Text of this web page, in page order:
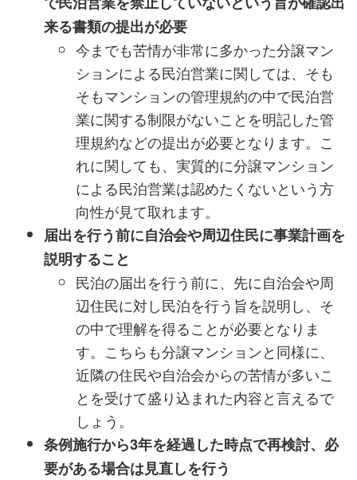
来る書類の提出が必要
今までも苦情が非常に多かった分譲マン
ションによる民泊営業に関しては、そも
そもマンションの管理規約の中で民泊営
業に関する制限がないことを明記した管
理規約などの提出が必要となります。こ
れに関しても、実質的に分譲マンション
による民泊営業は認めたくないという方
向性が見て取れます。
届出を行う前に自治会や周辺住民に事業計画を
説明すること
民泊の届出を行う前に、先に自治会や周
辺住民に対し民泊を行う旨を説明し、そ
の中で理解を得ることが必要となりま
す。こちらも分譲マンションと同様に、
近隣の住民や自治会からの苦情が多いこ
とを受けて盛り込まれた内容と言えるで
しょう。
条例施行から3年を経過した時点で再検討、必
要がある場合は見直しを行う